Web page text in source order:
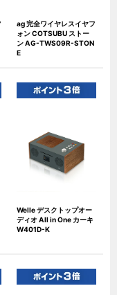
ag 完全ワイヤレスイヤフ
ォン COTSUBU ストー
ン AG-TWS09R-STON
E
Welle デスクトップオー
ディオ All in One カーキ
W401D-K